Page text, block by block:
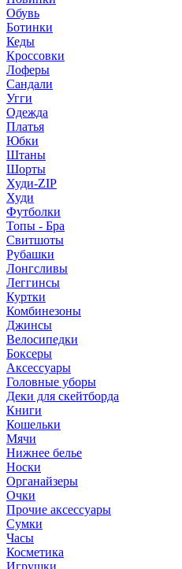
Обувь
Ботинки
Кеды
Кроссовки
Лоферы
Сандали
Угги
Одежда
Платья
Юбки
Штаны
Шорты
Худи-ZIP
Худи
Футболки
Топы - Бра
Свитшоты
Рубашки
Лонгсливы
Леггинсы
Куртки
Комбинезоны
Джинсы
Велосипедки
Боксеры
Аксессуары
Головные уборы
Деки для скейтборда
Книги
Кошельки
Мячи
Нижнее белье
Носки
Органайзеры
Очки
Прочие аксессуары
Сумки
Часы
Косметика
Игрушки